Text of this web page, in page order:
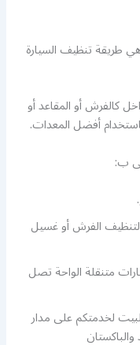
طريقة تنظيف السيارة
كالفرش أو المقاعد أو
أفضل المعدات.
ب:
الفرش أو غسيل
متنقلة الواحة تصل
لخدمتكم على مدار